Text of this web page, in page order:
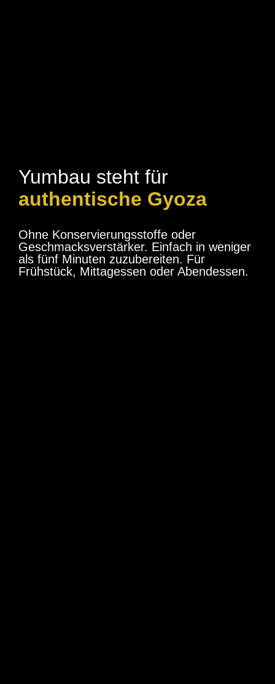
Yumbau steht für
authentische Gyoza
Ohne Konservierungsstoffe oder
Geschmacksverstärker. Einfach in weniger
als fünf Minuten zuzubereiten. Für
Frühstück, Mittagessen oder Abendessen.